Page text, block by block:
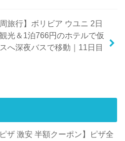
周旅行】ボリビア ウユニ 2日
光＆1泊766円のホテルで仮
へ深夜バスで移動｜11日目
ザ 激安 半額クーポン】ピザ全